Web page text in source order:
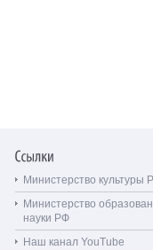
Министерство культуры
Министерство
науки РФ
Наш канал YouTube